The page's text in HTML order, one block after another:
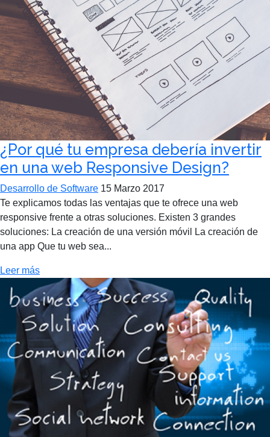
¿Por qué tu empresa debería invertir
en una web Responsive Design?
Desarrollo de Software 15 Marzo 2017
Te explicamos todas las ventajas que te ofrece una web
responsive frente a otras soluciones. Existen 3 grandes
soluciones: La creación de una versión móvil La creación de
una app Que tu web sea...
Leer más